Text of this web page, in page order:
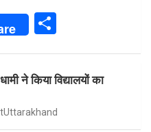
ar
e
ने किया विद्यालयों का